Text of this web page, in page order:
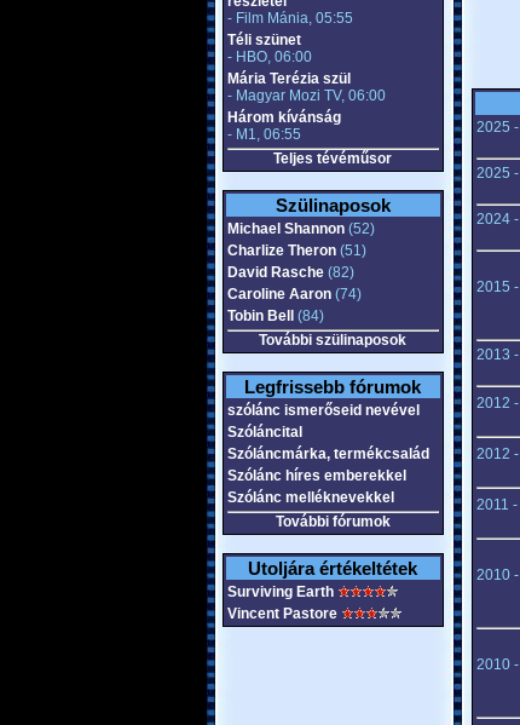
- Film Mánia, 05:55
Téli szünet
- HBO, 06:00
Mária Terézia szül
- Magyar Mozi TV, 06:00
Három kívánság
- M1, 06:55
Teljes tévéműsor
Szülinaposok
Michael Shannon(52)
Charlize Theron(51)
David Rasche(82)
Caroline Aaron(74)
Tobin Bell
(84)
További szülinaposok
Legfrissebb fórumok
szólánc ismerőseid nevével
Szóláncital
Szóláncmárka, termékcsalád
Szólánc híres emberekkel
Szólánc melléknevekkel
További fórumok
Utoljára értékeltétek
Surviving Earth
Vincent Pastore
2025 -
2025 -
2024 -
2015 -
2013 -
2012 -
2012 -
2011 -
2010 -
2010 -